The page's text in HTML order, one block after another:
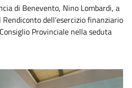
di Benevento, Nino Lombardi, a
Rendiconto dell’esercizio finanziario
Provinciale nella seduta